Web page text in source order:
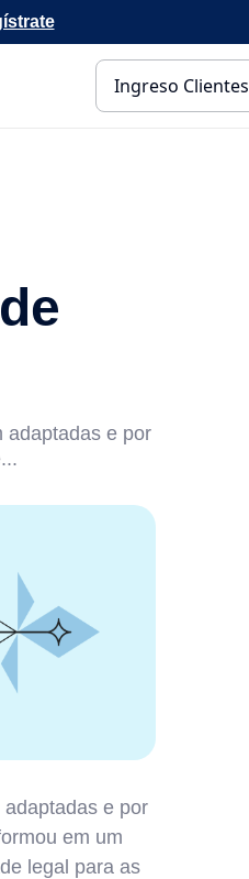
Ingreso Clientes
adaptadas e por
e por
em um
legal para as